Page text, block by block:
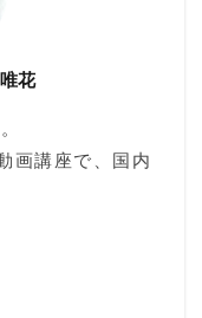
花
画講座で、国内